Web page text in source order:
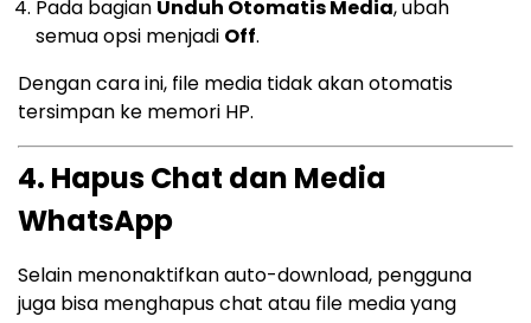
Pada bagian Unduh Otomatis Media, ubah
semua opsi menjadi Off.
Dengan cara ini, file media tidak akan otomatis
tersimpan ke memori HP.
4. Hapus Chat dan Media
WhatsApp
Selain menonaktifkan auto-download, pengguna
juga bisa menghapus chat atau file media yang